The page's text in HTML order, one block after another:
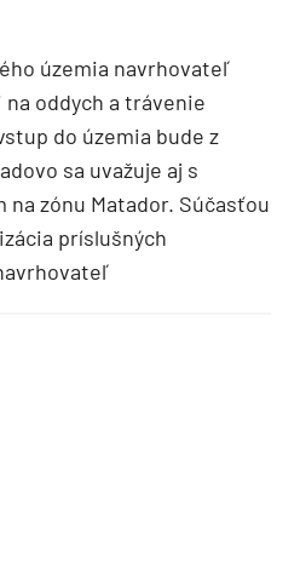
územia navrhovateľ
oddych a trávenie
do územia bude z
sa uvažuje aj s
zónu Matador. Súčasťou
príslušných